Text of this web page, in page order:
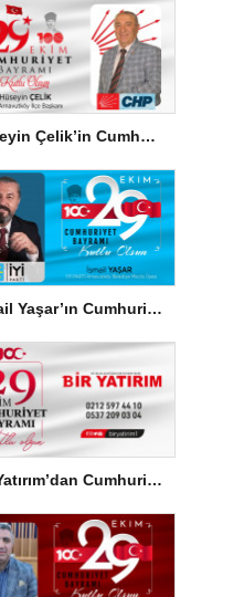
Hüseyin Çelik’in Cumhuriyet Bayramı Mesajı
İsmail Yaşar’ın Cumhuriyet Bayramı Mesajı
Bir Yatırım’dan Cumhuriyet Bayramı Mesajı